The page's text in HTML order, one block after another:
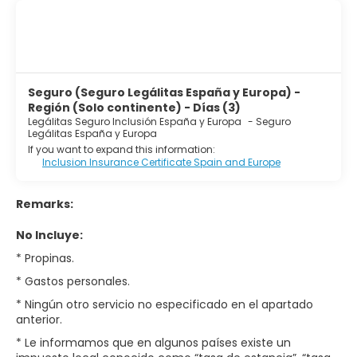
Seguro (Seguro Legálitas España y Europa) -
Región (Solo continente) - Días (3)
Legálitas Seguro Inclusión España y Europa - Seguro
Legálitas España y Europa
If you want to expand this information:
Inclusion Insurance Certificate Spain and Europe
Remarks:
No Incluye:
* Propinas.
* Gastos personales.
* Ningún otro servicio no especificado en el apartado
anterior.
* Le informamos que en algunos países existe un